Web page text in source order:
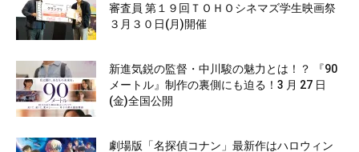
審査員 第１９回ＴＯＨＯシネマズ学生映画祭
３月３０日(月)開催
新進気鋭の監督・中川駿の魅力とは！？ 『90
メートル』制作の裏側にも迫る！3 月 27 日
(金)全国公開
劇場版「名探偵コナン」最新作はハロウィン